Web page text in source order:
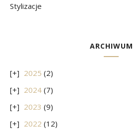
Stylizacje
ARCHIWUM
2025 (2)
2024 (7)
2023 (9)
2022 (12)